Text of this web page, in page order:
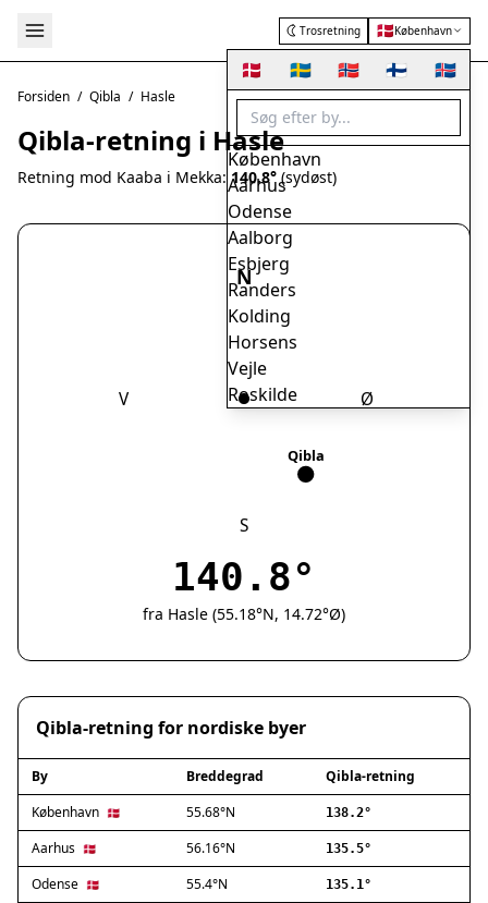
Trosretning 🇩🇰København
🇩🇰 🇸🇪 🇳🇴 🇫🇮 🇮🇸
København
Aarhus
Odense
Aalborg
Esbjerg
Randers
Kolding
Horsens
Vejle
Roskilde
Helsingør
Hørsholm
Næstved
Viborg
Køge
Holstebro
Taastrup
Sønderborg
Holbæk
Svendborg
Hjørring
Frederikshavn
Nørresundby
Forsiden / Qibla / Hasle
Qibla-retning i Hasle
Retning mod Kaaba i Mekka: 140.8°(sydøst)
N
Ø
S
V
Qibla
140.8°
fra Hasle (55.18°N, 14.72°Ø)
Qibla-retning for nordiske byer
By Breddegrad
Qibla-retning
København 🇩🇰 55.68°N 138.2°
Aarhus 🇩🇰 56.16°N 135.5°
Odense 🇩🇰 55.4°N 135.1°